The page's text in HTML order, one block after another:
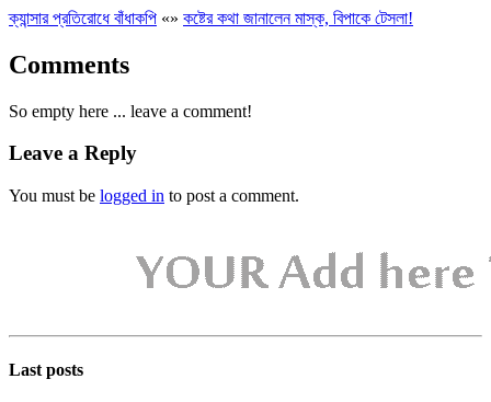
ক্যান্সার প্রতিরোধে বাঁধাকপি «» কষ্টের কথা জানালেন মাস্ক, বিপাকে টেসলা!
Comments
So empty here ... leave a comment!
Leave a Reply
You must be logged in to post a comment.
Last posts